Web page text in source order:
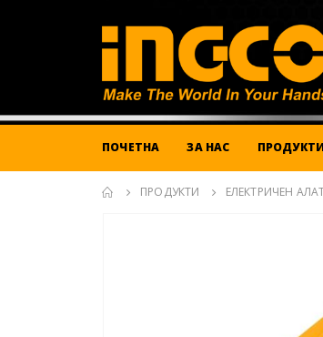
ПОЧЕТНА ЗА НАС
ПРОДУКТИ ЕЛЕКТРИЧЕН